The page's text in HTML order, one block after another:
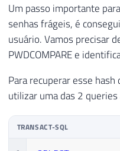
Um passo importante
senhas frágeis, é
usuário. Vamos precisar
PWDCOMPARE e
Para recuperar esse
utilizar uma das 2 queries
TRANSACT-SQL